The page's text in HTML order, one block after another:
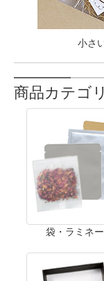
小さ
商品カテゴ
袋・ラミネ